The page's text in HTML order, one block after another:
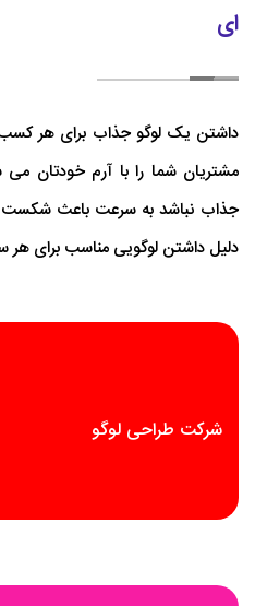
ای
داشتن یک لوگو جذاب برای هر
مشتریان شما را با آرم خودتان
جذاب نباشد به سرعت باعث شکست
دلیل داشتن لوگویی مناسب برای
شرکت طراحی لوگو